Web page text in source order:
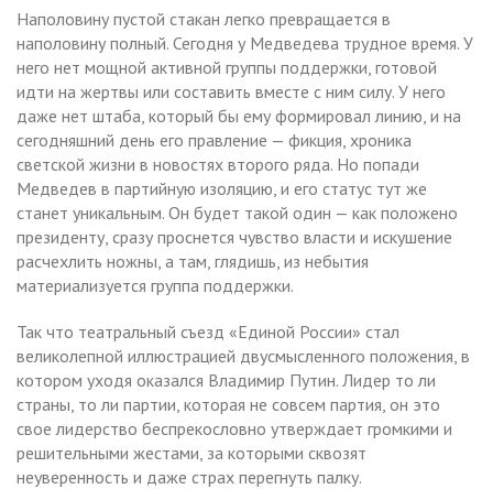
Наполовину пустой стакан легко превращается в
наполовину полный. Сегодня у Медведева трудное время. У
него нет мощной активной группы поддержки, готовой
идти на жертвы или составить вместе с ним силу. У него
даже нет штаба, который бы ему формировал линию, и на
сегодняшний день его правление — фикция, хроника
светской жизни в новостях второго ряда. Но попади
Медведев в партийную изоляцию, и его статус тут же
станет уникальным. Он будет такой один — как положено
президенту, сразу проснется чувство власти и искушение
расчехлить ножны, а там, глядишь, из небытия
материализуется группа поддержки.
Так что театральный съезд «Единой России» стал
великолепной иллюстрацией двусмысленного положения, в
котором уходя оказался Владимир Путин. Лидер то ли
страны, то ли партии, которая не совсем партия, он это
свое лидерство беспрекословно утверждает громкими и
решительными жестами, за которыми сквозят
неуверенность и даже страх перегнуть палку.